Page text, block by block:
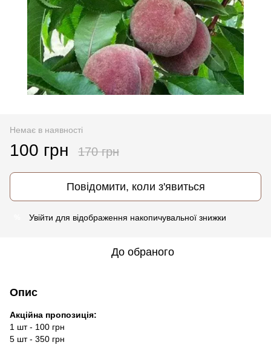
Немає в наявності
100 грн 170 грн
Повідомити, коли з'явиться
Увійти для відображення накопичувальної знижки
До обраного
Опис
Акційна пропозиція:
1 шт - 100 грн
5 шт - 350 грн